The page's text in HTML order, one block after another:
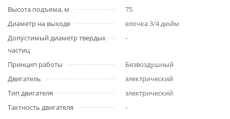
Высота подъема, м
75
Диаметр на выходе
елочка 3/4 дюйм
Допустимый диаметр твердых
частиц
-
Принцип работы
Безвоздушный
Двигатель
электрический
Тип двигателя
электрический
Тактность двигателя
-